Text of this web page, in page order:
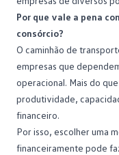
Por que vale a pena
consórcio?
O caminhão de
empresas que
operacional. Mais do
produtividade,
financeiro.
Por isso, escolher uma
financeiramente pode